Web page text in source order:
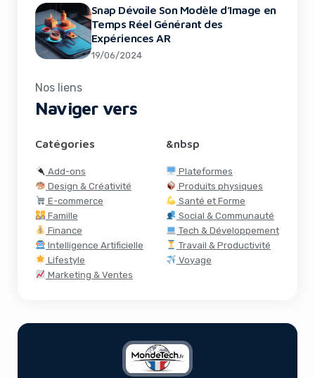
Snap Dévoile Son Modèle d’Image en
Temps Réel Générant des
Expériences AR
19/06/2024
Nos liens
Naviger vers
Catégories
Add-ons
Design & Créativité
E-commerce
Famille
Finance
Intelligence Artificielle
Lifestyle
Marketing & Ventes
&nbsp
Plateformes
Produits physiques
Santé et Forme
Social & Communauté
Tech & Développement
Travail & Productivité
Voyage